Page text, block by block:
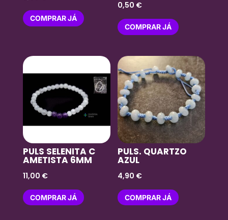
COMPRAR JÁ
0,50 €
COMPRAR JÁ
PULS SELENITA C
AMETISTA 6MM
11,00 €
COMPRAR JÁ
PULS. QUARTZO
AZUL
4,90 €
COMPRAR JÁ